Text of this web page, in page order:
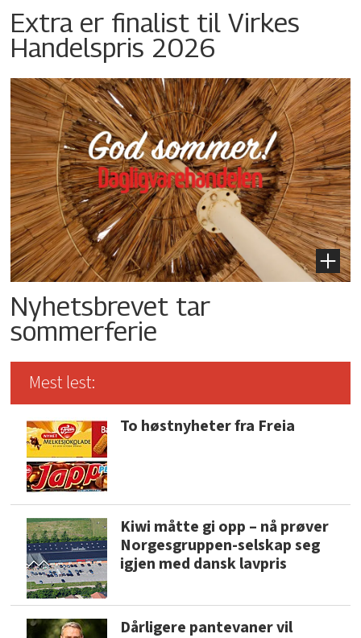
Extra er finalist til Virkes
Handelspris 2026
Nyhetsbrevet tar
sommerferie
Mest lest:
To høstnyheter fra Freia
Kiwi måtte gi opp – nå prøver
Norgesgruppen-selskap seg
igjen med dansk lavpris
Dårligere pantevaner vil